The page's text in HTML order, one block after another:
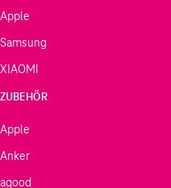
Apple
Samsung
XIAOMI
ZUBEHÖR
Apple
Anker
agood